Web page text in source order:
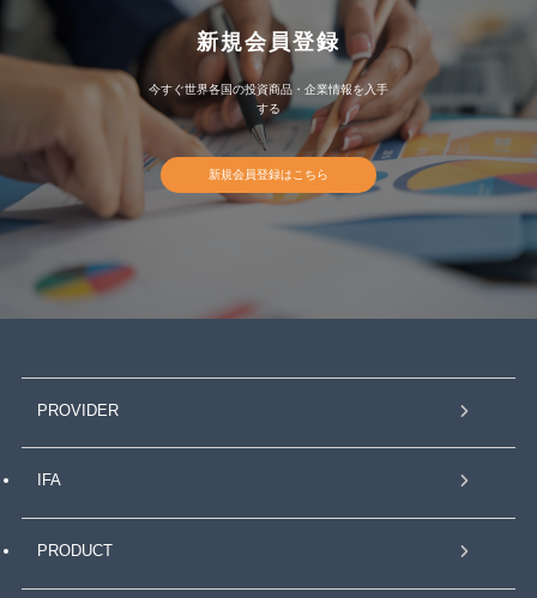
新規会員登録
今すぐ世界各国の投資商品・企業情報を入手
する
新規会員登録はこちら
PROVIDER
IFA
PRODUCT